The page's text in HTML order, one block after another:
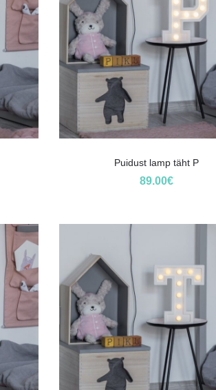
Puidust lamp täht P
89.00€